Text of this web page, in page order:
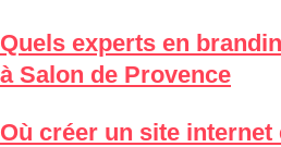
Quels experts en
à Salon de Provence
Où créer un site